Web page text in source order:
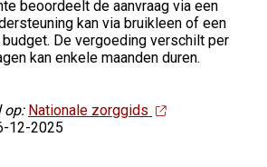
beoordeelt de aanvraag via een
kan via bruikleen of een
De vergoeding verschilt per
kan enkele maanden duren.
op: Nationale zorggids
12-2025